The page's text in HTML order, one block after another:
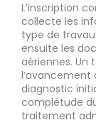
L’inscription
collecte les
type de
ensuite les
aériennes. Un
l’avancement
diagnostic
complétude
traitement